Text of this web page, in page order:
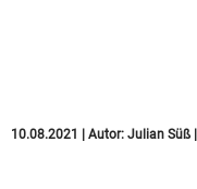
10.08.2021 Autor: Julian Süß